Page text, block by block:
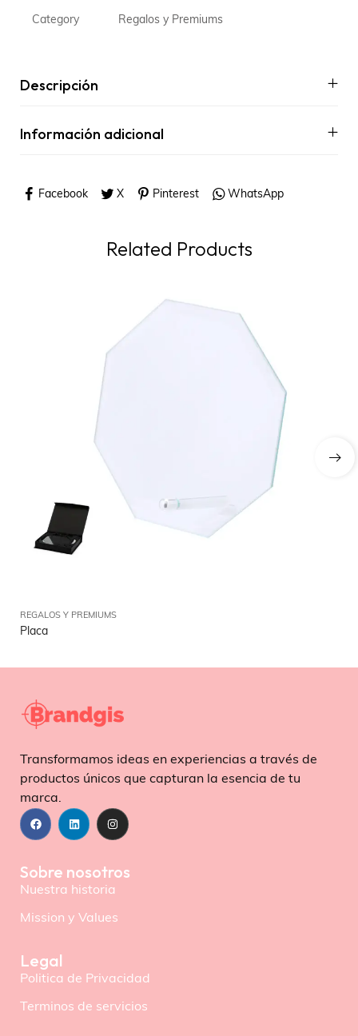
Category Regalos y Premiums
Descripción
Información adicional
Facebook X Pinterest WhatsApp
Related Products
REGALOS Y PREMIUMS
Placa
Transformamos ideas en experiencias a través de
productos únicos que capturan la esencia de tu
marca.
Sobre nosotros
Nuestra historia
Mission y Values
Legal
Politica de Privacidad
Terminos de servicios